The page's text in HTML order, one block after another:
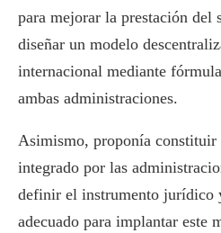
para mejorar la prestación del
diseñar un modelo
internacional mediante
ambas administraciones.
Asimismo, proponía constituir
integrado por las
definir el instrumento jurídico
adecuado para implantar este